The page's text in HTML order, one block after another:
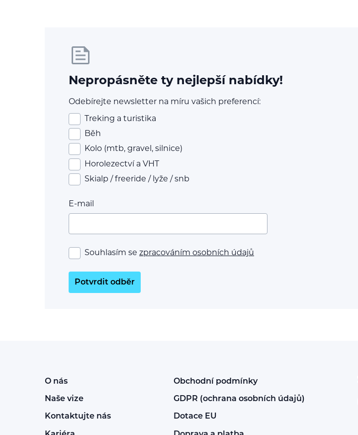
Nepropásněte ty nejlepší nabídky!
Odebírejte newsletter na míru vašich preferencí:
Treking a turistika
Běh
Kolo (mtb, gravel, silnice)
Horolezectví a VHT
Skialp / freeride / lyže / snb
E-mail
Souhlasím se zpracováním osobních údajů
Potvrdit odběr
O nás
Naše vize
Kontaktujte nás
Obchodní podmínky
GDPR (ochrana osobních údajů)
Dotace EU